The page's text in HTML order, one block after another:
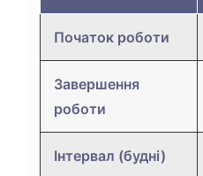
Початок роботи
Завершення
роботи
Інтервал (будні)